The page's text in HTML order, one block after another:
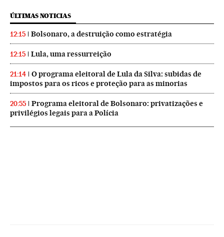
ÚLTIMAS NOTICIAS
12:15 Bolsonaro, a destruição como estratégia
12:15 Lula, uma ressurreição
21:14
O programa eleitoral de Lula da Silva: subidas de
impostos para os ricos e proteção para as minorias
20:55
Programa eleitoral de Bolsonaro: privatizações e
privilégios legais para a Polícia